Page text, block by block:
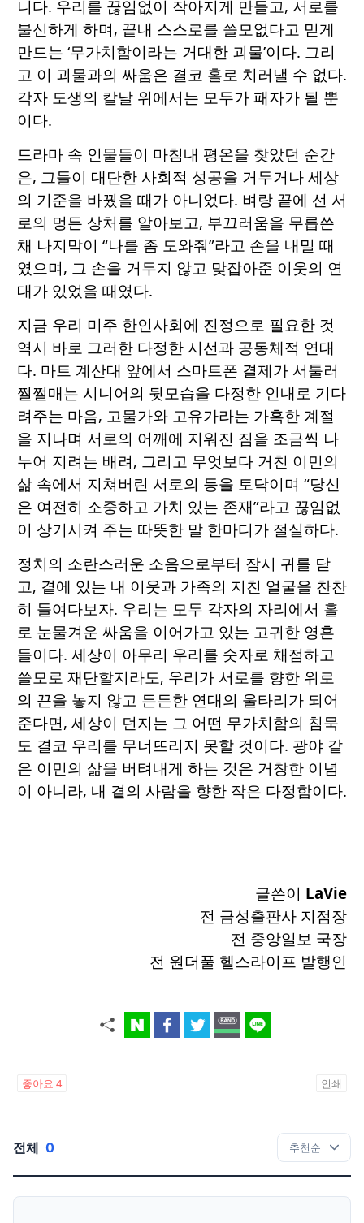
니다. 우리를 끊임없이 작아지게 만들고, 서로를
불신하게 하며, 끝내 스스로를 쓸모없다고 믿게
만드는 ‘무가치함이라는 거대한 괴물’이다. 그리
고 이 괴물과의 싸움은 결코 홀로 치러낼 수 없다.
각자 도생의 칼날 위에서는 모두가 패자가 될 뿐
이다.
드라마 속 인물들이 마침내 평온을 찾았던 순간
은, 그들이 대단한 사회적 성공을 거두거나 세상
의 기준을 바꿨을 때가 아니었다. 벼랑 끝에 선 서
로의 멍든 상처를 알아보고, 부끄러움을 무릅쓴
채 나지막이 “나를 좀 도와줘”라고 손을 내밀 때
였으며, 그 손을 거두지 않고 맞잡아준 이웃의 연
대가 있었을 때였다.
지금 우리 미주 한인사회에 진정으로 필요한 것
역시 바로 그러한 다정한 시선과 공동체적 연대
다. 마트 계산대 앞에서 스마트폰 결제가 서툴러
쩔쩔매는 시니어의 뒷모습을 다정한 인내로 기다
려주는 마음, 고물가와 고유가라는 가혹한 계절
을 지나며 서로의 어깨에 지워진 짐을 조금씩 나
누어 지려는 배려, 그리고 무엇보다 거친 이민의
삶 속에서 지쳐버린 서로의 등을 토닥이며 “당신
은 여전히 소중하고 가치 있는 존재”라고 끊임없
이 상기시켜 주는 따뜻한 말 한마디가 절실하다.
정치의 소란스러운 소음으로부터 잠시 귀를 닫
고, 곁에 있는 내 이웃과 가족의 지친 얼굴을 찬찬
히 들여다보자. 우리는 모두 각자의 자리에서 홀
로 눈물겨운 싸움을 이어가고 있는 고귀한 영혼
들이다. 세상이 아무리 우리를 숫자로 채점하고
쓸모로 재단할지라도, 우리가 서로를 향한 위로
의 끈을 놓지 않고 든든한 연대의 울타리가 되어
준다면, 세상이 던지는 그 어떤 무가치함의 침묵
도 결코 우리를 무너뜨리지 못할 것이다. 광야 같
은 이민의 삶을 버텨내게 하는 것은 거창한 이념
이 아니라, 내 곁의 사람을 향한 작은 다정함이다.
글쓴이 LaVie
전 금성출판사 지점장
전 중앙일보 국장
전 원더풀 헬스라이프 발행인
좋아요 4 인쇄
전체 0